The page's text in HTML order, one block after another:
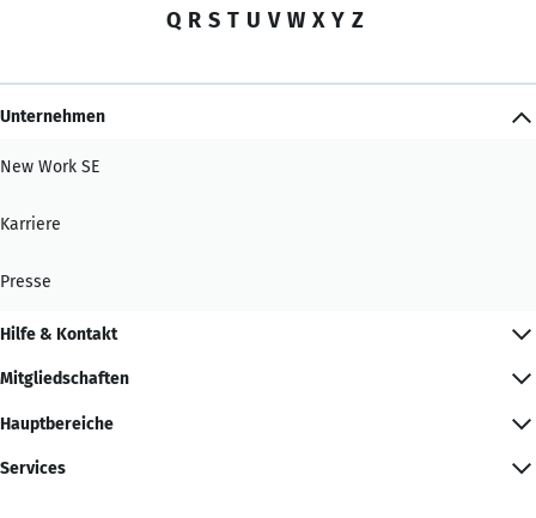
Q R S T U V W X Y Z
Unternehmen
New Work SE
Karriere
Presse
Hilfe & Kontakt
Mitgliedschaften
Hauptbereiche
Services